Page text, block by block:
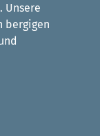
Unsere
bergigen